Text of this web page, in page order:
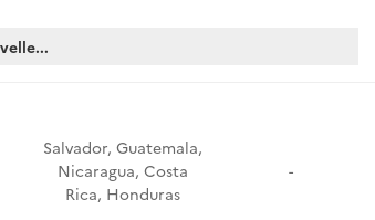
Salvador, Guatemala,
Nicaragua, Costa
Rica, Honduras
-